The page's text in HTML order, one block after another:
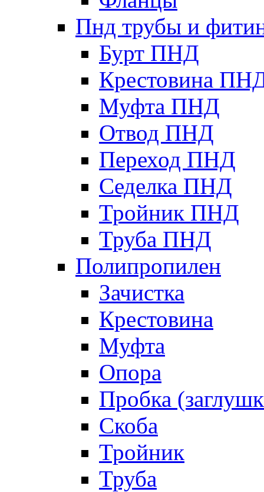
Пнд трубы и
Бурт ПНД
Крестовина
Муфта ПНД
Отвод ПНД
Переход ПНД
Седелка ПНД
Тройник ПНД
Труба ПНД
Полипропилен
Зачистка
Крестовина
Муфта
Опора
Пробка
Скоба
Тройник
Труба